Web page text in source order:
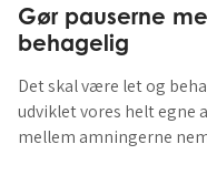
Gør pauserne
behagelig
Det skal være let og
udviklet vores helt egne
mellem amningerne